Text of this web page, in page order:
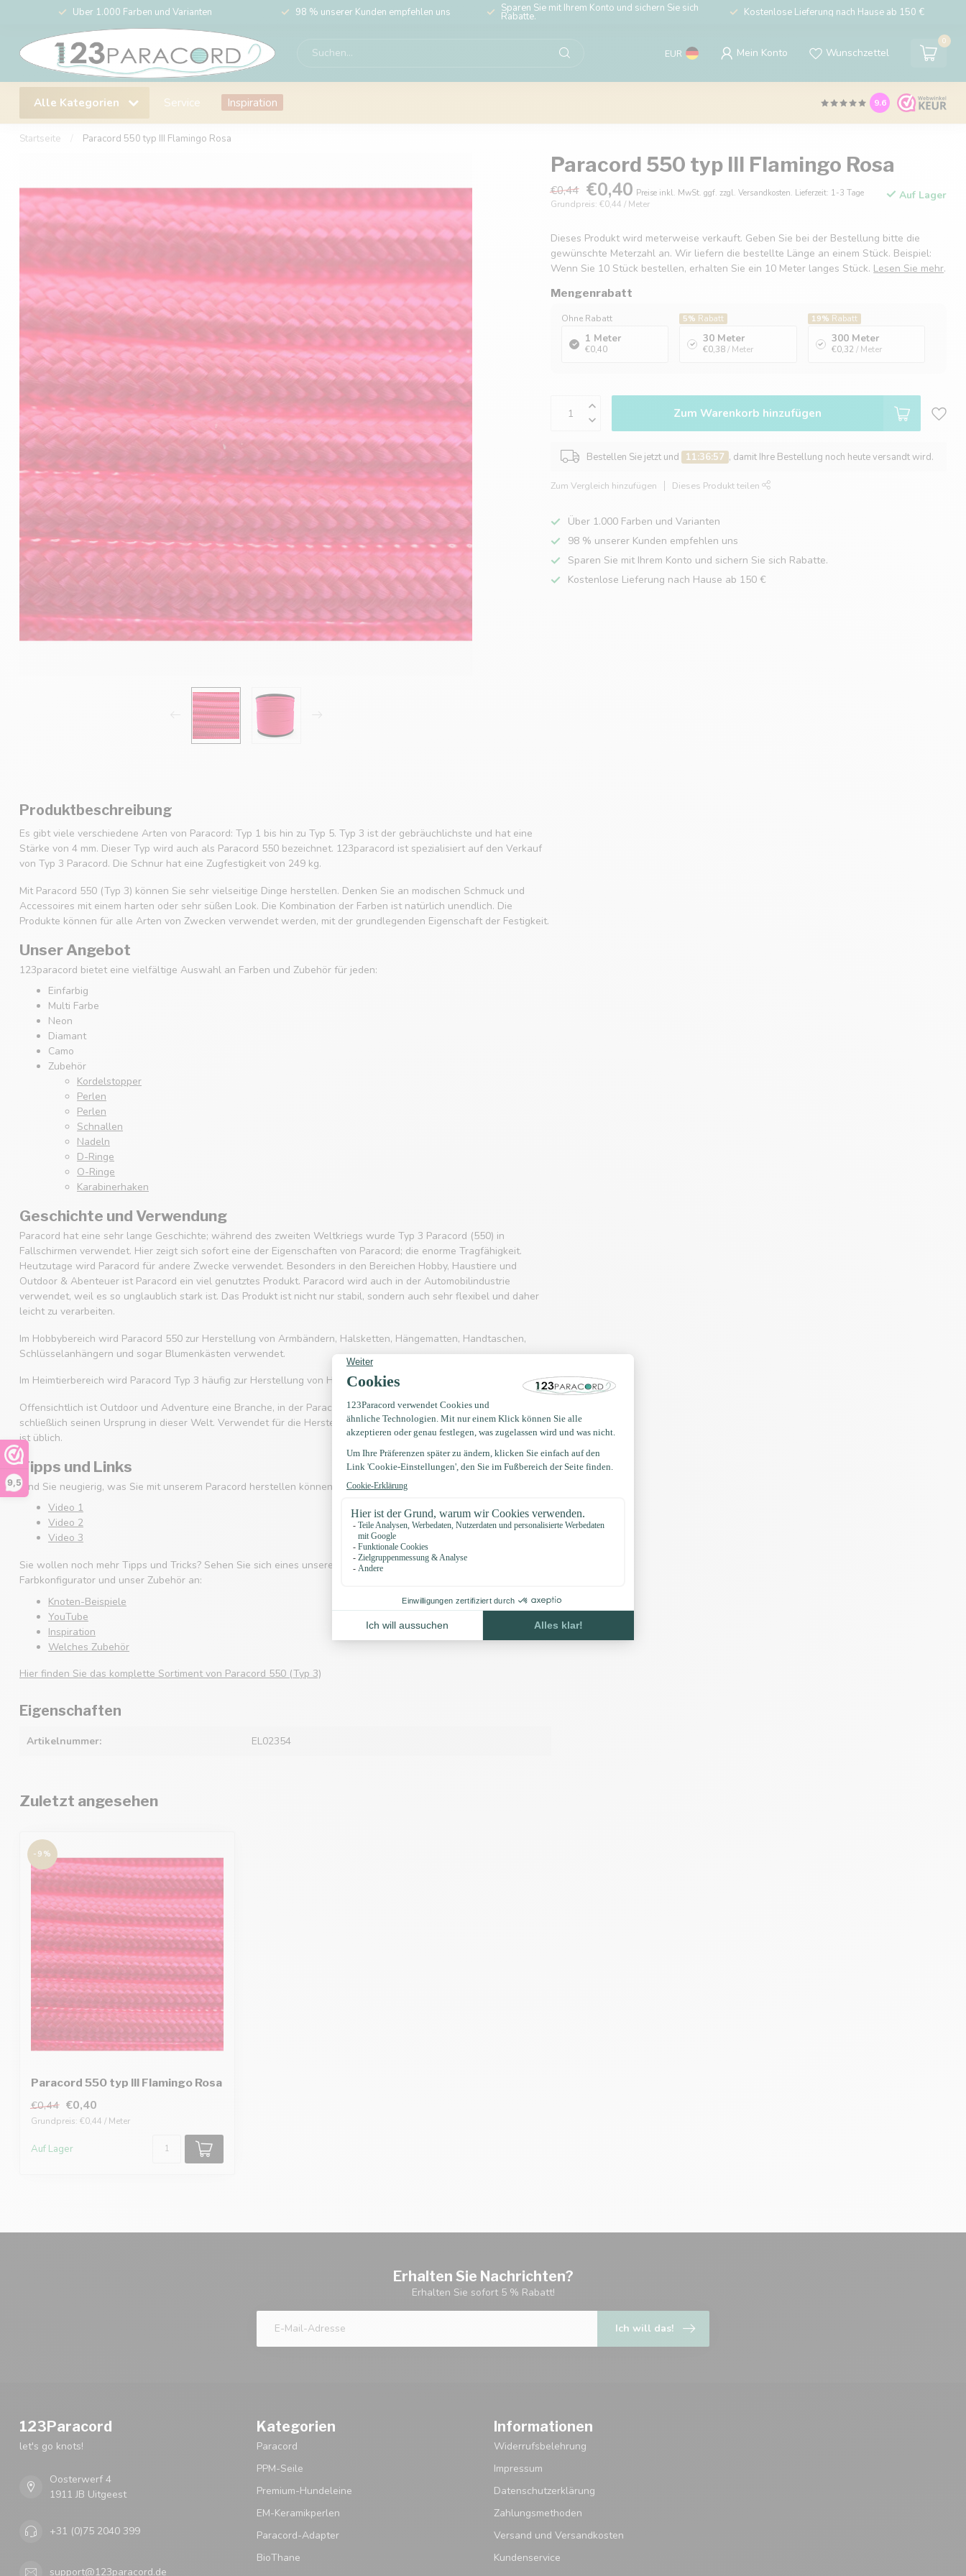
9,5
Über 1.000 Farben und Varianten 98 % unserer Kunden empfehlen uns Sparen Sie mit Ihrem Konto und sichern Sie sich
Rabatte. Kostenlose Lieferung nach Hause ab 150 €
EUR Mein Konto Wunschzettel
0
Alle Kategorien Service Inspiration 9.6
Startseite Paracord 550 typ III Flamingo Rosa
Paracord 550 typ III Flamingo Rosa
€0,44 €0,40 Preise inkl. MwSt. ggf. zzgl. Versandkosten. Lieferzeit: 1-3 Tage
Grundpreis: €0,44 / Meter
Auf Lager
Dieses Produkt wird meterweise verkauft. Geben Sie bei der Bestellung bitte die
gewünschte Meterzahl an. Wir liefern die bestellte Länge an einem Stück. Beispiel:
Wenn Sie 10 Stück bestellen, erhalten Sie ein 10 Meter langes Stück. Lesen Sie mehr.
Mengenrabatt
Ohne Rabatt
1 Meter
€0,40
5% Rabatt
30 Meter
€0,38 / Meter
19% Rabatt
300 Meter
€0,32 / Meter
Zum Warenkorb hinzufügen
Bestellen Sie jetzt und 11:36:56 , damit Ihre Bestellung noch heute versandt wird.
Zum Vergleich hinzufügen Dieses Produkt teilen
Über 1.000 Farben und Varianten
98 % unserer Kunden empfehlen uns
Sparen Sie mit Ihrem Konto und sichern Sie sich Rabatte.
Kostenlose Lieferung nach Hause ab 150 €
Produktbeschreibung
Es gibt viele verschiedene Arten von Paracord: Typ 1 bis hin zu Typ 5. Typ 3 ist der gebräuchlichste und hat eine
Stärke von 4 mm. Dieser Typ wird auch als Paracord 550 bezeichnet. 123paracord ist spezialisiert auf den Verkauf
von Typ 3 Paracord. Die Schnur hat eine Zugfestigkeit von 249 kg.
Mit Paracord 550 (Typ 3) können Sie sehr vielseitige Dinge herstellen. Denken Sie an modischen Schmuck und
Accessoires mit einem harten oder sehr süßen Look. Die Kombination der Farben ist natürlich unendlich. Die
Produkte können für alle Arten von Zwecken verwendet werden, mit der grundlegenden Eigenschaft der Festigkeit.
Unser Angebot
123paracord bietet eine vielfältige Auswahl an Farben und Zubehör für jeden:
Einfarbig
Multi Farbe
Neon
Diamant
Camo
Zubehör
Kordelstopper
Perlen
Perlen
Schnallen
Nadeln
D-Ringe
O-Ringe
Karabinerhaken
Geschichte und Verwendung
Paracord hat eine sehr lange Geschichte; während des zweiten Weltkriegs wurde Typ 3 Paracord (550) in
Fallschirmen verwendet. Hier zeigt sich sofort eine der Eigenschaften von Paracord; die enorme Tragfähigkeit.
Heutzutage wird Paracord für andere Zwecke verwendet. Besonders in den Bereichen Hobby, Haustiere und
Outdoor & Abenteuer ist Paracord ein viel genutztes Produkt. Paracord wird auch in der Automobilindustrie
verwendet, weil es so unglaublich stark ist. Das Produkt ist nicht nur stabil, sondern auch sehr flexibel und daher
leicht zu verarbeiten.
Im Hobbybereich wird Paracord 550 zur Herstellung von Armbändern, Halsketten, Hängematten, Handtaschen,
Schlüsselanhängern und sogar Blumenkästen verwendet.
Im Heimtierbereich wird Paracord Typ 3 häufig zur Herstellung von Halsbändern und Leinen verwendet.
Offensichtlich ist Outdoor und Adventure eine Branche, in der Paracord 550 häufig eingesetzt wird. Es kennt
schließlich seinen Ursprung in dieser Welt. Verwendet für die Herstellung von Hängematten, Schnürsenkel, Gürtel
ist üblich.
Tipps und Links
Sind Sie neugierig, was Sie mit unserem Paracord herstellen können? Sehen Sie sich eines der Videos unten an:
Video 1
Video 2
Video 3
Sie wollen noch mehr Tipps und Tricks? Sehen Sie sich eines unserer eigenen Knotenbeispiele, YouTube Kanal,
Farbkonfigurator und unser Zubehör an:
Knoten-Beispiele
YouTube
Inspiration
Welches Zubehör
Hier finden Sie das komplette Sortiment von Paracord 550 (Typ 3)
Eigenschaften
Artikelnummer: EL02354
Zuletzt angesehen
-9%
Paracord 550 typ III Flamingo Rosa
€0,44 €0,40
Grundpreis: €0,44 / Meter
Auf Lager
Erhalten Sie Nachrichten?
Erhalten Sie sofort 5 % Rabatt!
Ich will das!
123Paracord
let's go knots!
Oosterwerf 4
1911 JB Uitgeest
+31 (0)75 2040 399
support@123paracord.de
Kategorien
Paracord
PPM-Seile
Premium-Hundeleine
EM-Keramikperlen
Paracord-Adapter
BioThane
Informationen
Widerrufsbelehrung
Impressum
Datenschutzerklärung
Zahlungsmethoden
Versand und Versandkosten
Kundenservice